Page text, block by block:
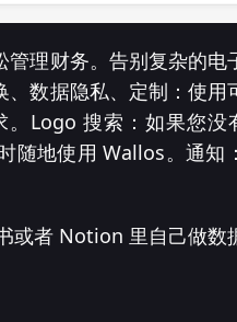
理财务。告别复杂的电
数据隐私、定制：使用
Logo 搜索：如果您没
随地使用 Wallos。通知
者 Notion 里自己做数